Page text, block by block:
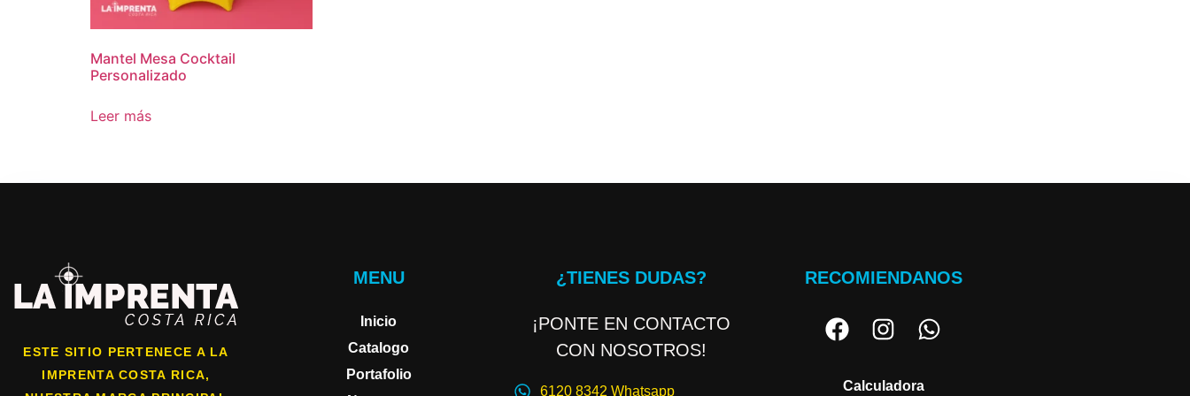
Mantel Mesa Cocktail
Personalizado
Leer más
ESTE SITIO PERTENECE A LA
IMPRENTA COSTA RICA,
MENU
Inicio
Catalogo
Portafolio
¿TIENES DUDAS?
¡PONTE EN CONTACTO
CON NOSOTROS!
6120 8342 Whatsapp
RECOMIENDANOS
Calculadora